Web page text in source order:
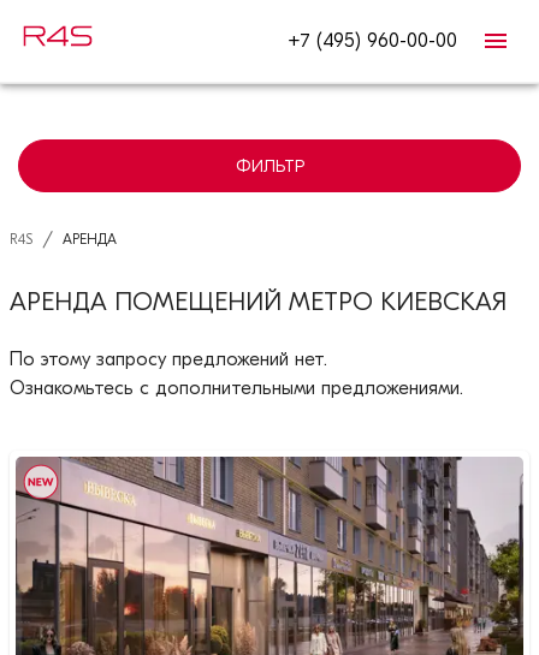
+7 (495) 960-00-00
ФИЛЬТР
R4S / АРЕНДА
АРЕНДА ПОМЕЩЕНИЙ МЕТРО КИЕВСКАЯ
По этому запросу предложений нет.
Ознакомьтесь с дополнительными предложениями.